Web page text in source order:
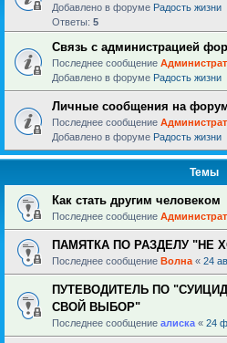
Добавлено в форуме Радость жизни
Ответы: 5
Связь с администрацией
Последнее сообщение
Добавлено в форуме Радость жизни
Личные сообщения на
Последнее сообщение
Добавлено в форуме Радость жизни
Темы
Как стать другим человеком
Последнее сообщение
ПАМЯТКА ПО РАЗДЕЛУ "НЕ
Последнее сообщение Волна « 24
ПУТЕВОДИТЕЛЬ ПО
СВОЙ ВЫБОР"
Последнее сообщение алиска « 24